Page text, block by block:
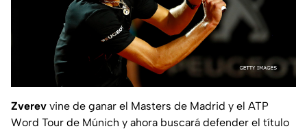
Zverev vine de ganar el Masters de Madrid y el ATP
Word Tour de Múnich y ahora buscará defender el título